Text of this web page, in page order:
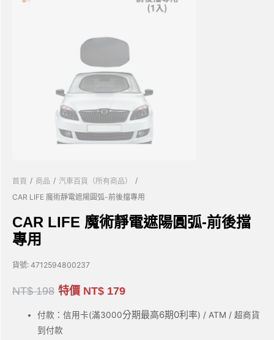
首頁 / 商品 / 汽車百貨（所有商品）
/
CAR LIFE 魔術靜電遮陽圓弧-前後擋專用
CAR LIFE 魔術靜電遮陽圓弧-前後擋
專用
貨號: 4712594800237
NT$198 特價 NT$ 179
付款：信用卡(滿3000分期最高6期0利率) / ATM / 超商貨
到付款